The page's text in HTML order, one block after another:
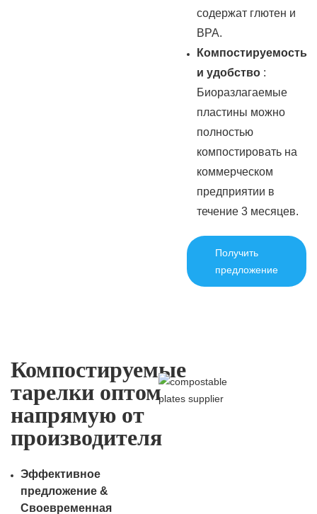
содержат глютен и
BPA.
Компостируемость
и удобство :
Биоразлагаемые
пластины можно
полностью
компостировать на
коммерческом
предприятии в
течение 3 месяцев.
Получить
предложение
Компостируемые
тарелки оптом
напрямую от
производителя
Эффективное
предложение &
Своевременная